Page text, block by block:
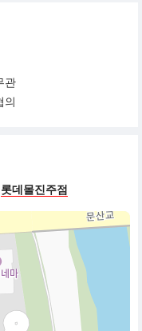
관
의
롯데몰진주점